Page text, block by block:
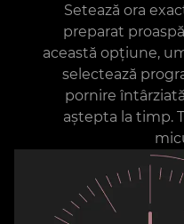
Setează ora
preparat
această opțiune,
selectează
pornire
aștepta la timp.